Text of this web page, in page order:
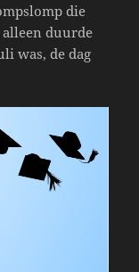
die
duurde
was, de dag